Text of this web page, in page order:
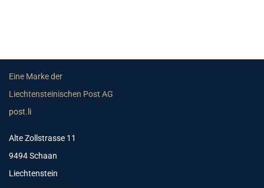
Eine Marke der
Liechtensteinischen Post AG
post.li
Alte Zollstrasse 11
9494 Schaan
Liechtenstein